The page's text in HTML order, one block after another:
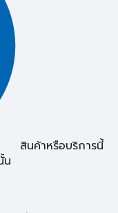
สินค้าหรือบริการนี้
น